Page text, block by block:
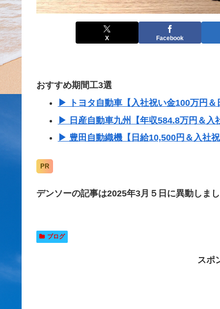
X Facebook
おすすめ期間工3選
▶ トヨタ自動車【入社祝い金100万円
▶ 日産自動車九州【年収584.8万円＆入
▶ 豊田自動織機【日給10,500円＆入社
PR
デンソーの記事は2025年3月５日に異動しま
ブログ
スポ